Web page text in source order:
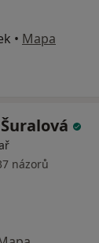
• Mapa
názorů